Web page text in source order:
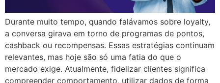
Durante muito tempo, quando falávamos sobre loyalty,
a conversa girava em torno de programas de pontos,
cashback ou recompensas. Essas estratégias continuam
relevantes, mas hoje são só uma fatia do que o
mercado exige. Atualmente, fidelizar clientes significa
compreender comportamento, utilizar dados de forma